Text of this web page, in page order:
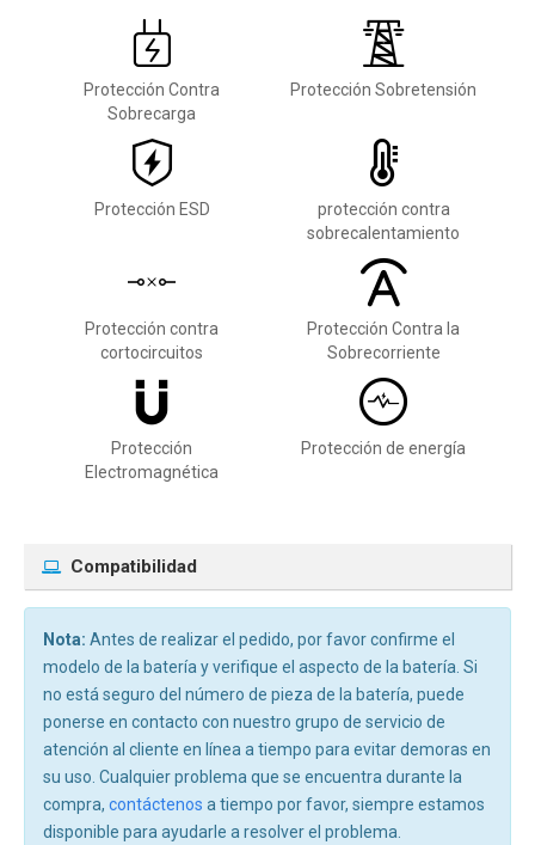
Protección Contra
Sobrecarga
Protección Sobretensión
Protección ESD
protección contra
sobrecalentamiento
Protección contra
cortocircuitos
Protección Contra la
Sobrecorriente
Protección
Electromagnética
Protección de energía
Compatibilidad
Nota: Antes de realizar el pedido, por favor confirme el
modelo de la batería y verifique el aspecto de la batería. Si
no está seguro del número de pieza de la batería, puede
ponerse en contacto con nuestro grupo de servicio de
atención al cliente en línea a tiempo para evitar demoras en
su uso. Cualquier problema que se encuentra durante la
compra, contáctenos a tiempo por favor, siempre estamos
disponible para ayudarle a resolver el problema.